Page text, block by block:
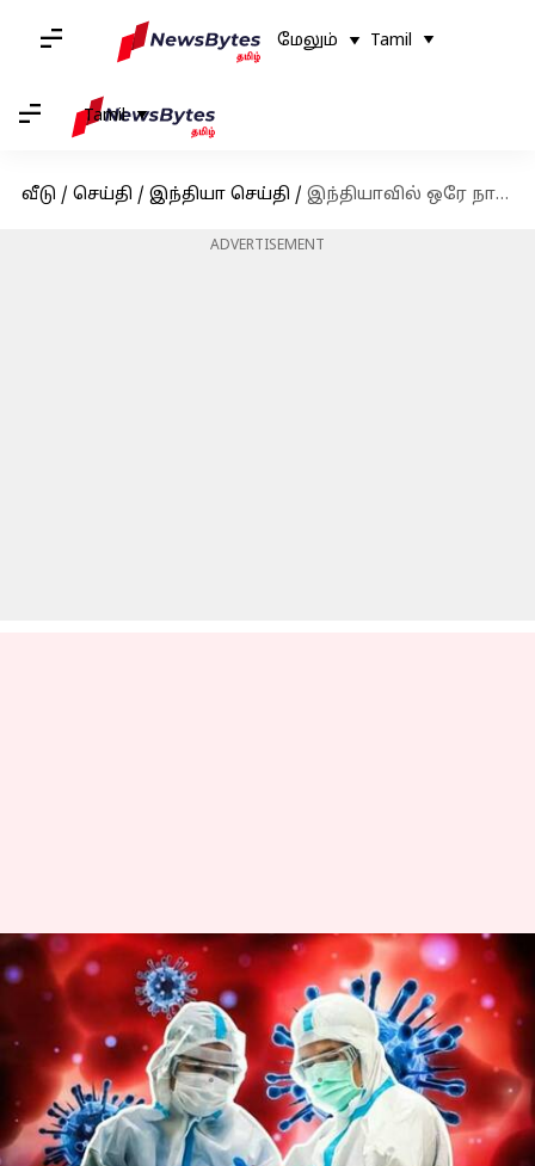
மேலும் Tamil
Tamil
வீடு / செய்தி / இந்தியா செய்தி / இந்தியாவில் ஒரே நாளில் 2,109 கொரோனா பாதிப்பு: 8 பேர் உயிரிழப்பு
ADVERTISEMENT
இந்தியாவில் ஒரே நாளில்
2,109 கொரோனா பாதிப்பு:
8 பேர் உயிரிழப்பு
எழுதியவர் Sindhuja SM May 10, 2023 11:44 am
செய்தி முன்னோட்டம்